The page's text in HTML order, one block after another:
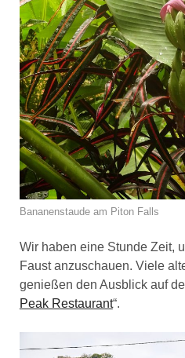
Bananenstaude am Piton Falls
Wir haben eine Stunde Zeit,
Faust anzuschauen. Viele
genießen den Ausblick auf
Peak Restaurant“.